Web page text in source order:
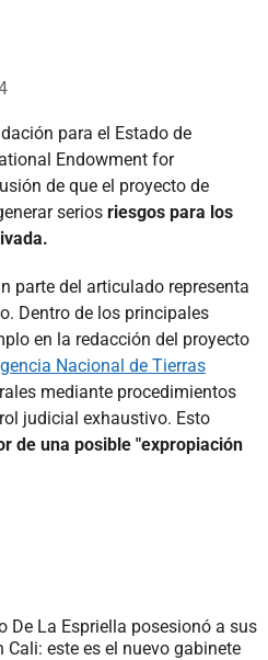
para el Estado de
Endowment for
de que el proyecto de
serios riesgos para los
parte del articulado representa
Dentro de los principales
en la redacción del proyecto
Nacional de Tierras
mediante procedimientos
judicial exhaustivo. Esto
de una posible "expropiación
De La Espriella posesionó a sus
Cali: este es el nuevo gabinete